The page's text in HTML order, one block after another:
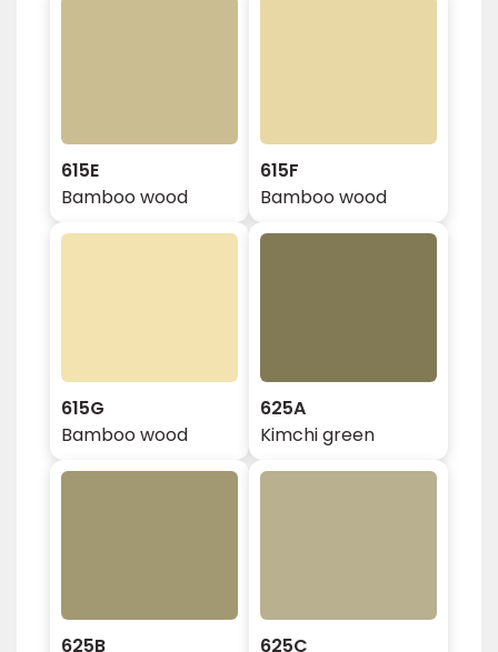
615E
Bamboo wood
615F
Bamboo wood
615G
Bamboo wood
625A
Kimchi green
625B 625C